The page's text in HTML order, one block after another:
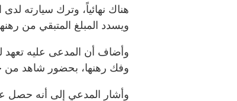
هناك نهائياً، وترك سيارته
ويسدد المبلغ المتبقي من
وأضاف أن المدعى عليه تعهد
وفك رهنها، بحضور شاهد من
وأشار المدعي إلى أنه حصل